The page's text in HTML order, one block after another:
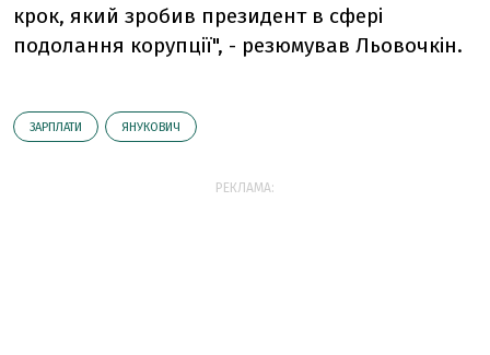
крок, який зробив президент в сфері
подолання корупції", - резюмував Льовочкін.
ЗАРПЛАТИ ЯНУКОВИЧ
РЕКЛАМА: